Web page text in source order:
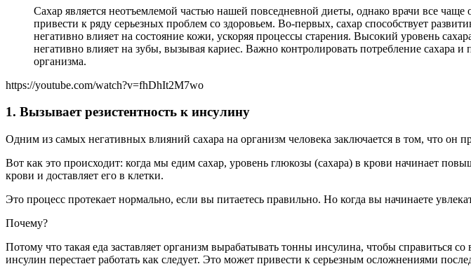
Сахар является неотъемлемой частью нашей повседневной диеты, однако врачи все
привести к ряду серьезных проблем со здоровьем. Во-первых, сахар способствует
негативно влияет на состояние кожи, ускоряя процессы старения. Высокий уровень
негативно влияет на зубы, вызывая кариес. Важно контролировать потребление сахара
организма.
https://youtube.com/watch?v=fhDhIt2M7wo
1. Вызывает резистентность к инсулину
Одним из самых негативных влияний сахара на организм человека заключается в том, что он
Вот как это происходит: когда мы едим сахар, уровень глюкозы (сахара) в крови начинает
крови и доставляет его в клетки.
Это процесс протекает нормально, если вы питаетесь правильно. Но когда вы начинаете
Почему?
Потому что такая еда заставляет организм вырабатывать тонны инсулина, чтобы справиться
инсулин перестает работать как следует. Это может привести к серьезным осложнениями